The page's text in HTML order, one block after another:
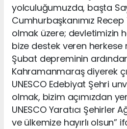
yolculuğumuzda, başta
Cumhurbaşkanımız
olmak üzere; devletimizin
bize destek veren herkese
Şubat depreminin
Kahramanmaraş diyerek
UNESCO Edebiyat Şehri
olmak, bizim açımızdan
UNESCO Yaratıcı Şehirler
ve ülkemize hayırlı olsun”